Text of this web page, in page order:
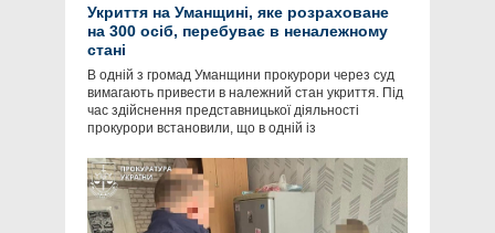
Укриття на Уманщині, яке розраховане
на 300 осіб, перебуває в неналежному
стані
В одній з громад Уманщини прокурори через суд
вимагають привести в належний стан укриття. Під
час здійснення представницької діяльності
прокурори встановили, що в одній із